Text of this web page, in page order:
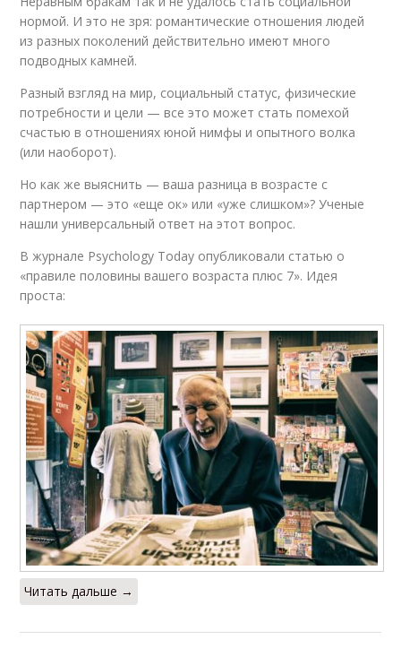
нормой. И это не зря: романтические отношения людей
из разных поколений действительно имеют много
подводных камней.
Разный взгляд на мир, социальный статус, физические
потребности и цели — все это может стать помехой
счастью в отношениях юной нимфы и опытного волка
(или наоборот).
Но как же выяснить — ваша разница в возрасте с
партнером — это «еще ок» или «уже слишком»? Ученые
нашли универсальный ответ на этот вопрос.
В журнале Psychology Today опубликовали статью о
«правиле половины вашего возраста плюс 7». Идея
проста:
Читать дальше →